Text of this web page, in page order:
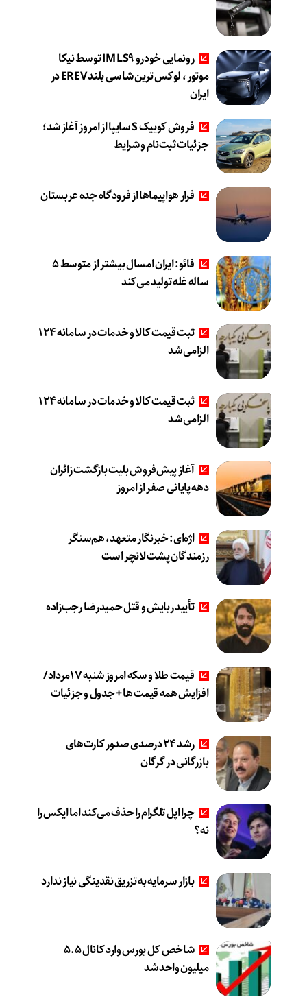
رونمایی خودرو IM LS9 توسط نیکا
موتور ، لوکس ترین شاسی بلند EREV در
ایران
فروش کوییک S سایپا از امروز آغاز شد؛
جزئیات ثبت‌نام و شرایط
فرار هواپیماها از فرودگاه جده عربستان
فائو: ایران امسال بیشتر از متوسط 5
ساله غله تولید می‌کند
ثبت قیمت کالا و خدمات در سامانه 124
الزامی شد
ثبت قیمت کالا و خدمات در سامانه 124
الزامی شد
آغاز پیش‌فروش بلیت بازگشت زائران
دهه پایانی صفر از امروز
اژه‌ای: خبرنگار متعهد، هم‌سنگر
رزمندگان پشت لانچر است
تأیید ربایش و قتل حمیدرضا رجب‌زاده
قیمت طلا و سکه امروز شنبه 17مرداد/
افزایش همه قیمت ها + جدول و جزئیات
رشد ۲۴ درصدی صدور کارت‌های
بازرگانی در گرگان
چرا اپل تلگرام را حذف می‌کند اما ایکس را
نه؟
بازار سرمایه به تزریق نقدینگی نیاز ندارد
شاخص کل بورس وارد کانال 5.5
میلیون واحد شد